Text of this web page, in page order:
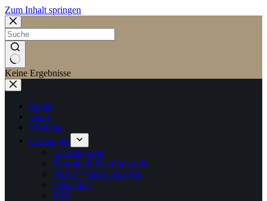
Zum Inhalt springen
Keine Ergebnisse
Home
about
Wedding
Leistungen
Tierfotografie
Portrait- & Paarfotografie
*NEU* Video-Analyse
Coachings
B2B